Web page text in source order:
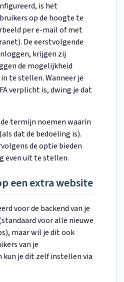
is het
op de hoogte te
per e-mail of met
De eerstvolgende
krijgen zij
de mogelijkheid
te stellen. Wanneer je
verplicht is, dwing je dat
termijn noemen waarin
dat de bedoeling is).
de optie bieden
even uit te stellen.
een extra website
voor de backend van je
voor alle nieuwe
maar wil je dit ook
van je
kun je dit zelf instellen via